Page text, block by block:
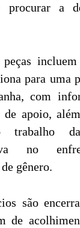
a
peças
para uma
com
de apoio,
trabalho da
no
gênero.
são
de